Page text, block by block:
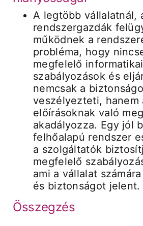
A legtöbb vállalatnál,
rendszergazdák
működnek a
probléma, hogy
megfelelő informatikai
szabályozások és
nemcsak a
veszélyezteti, hanem
előírásoknak való
akadályozza. Egy jól
felhőalapú rendszer
a szolgáltatók
megfelelő
ami a vállalat
és biztonságot jelent.
Összegzés